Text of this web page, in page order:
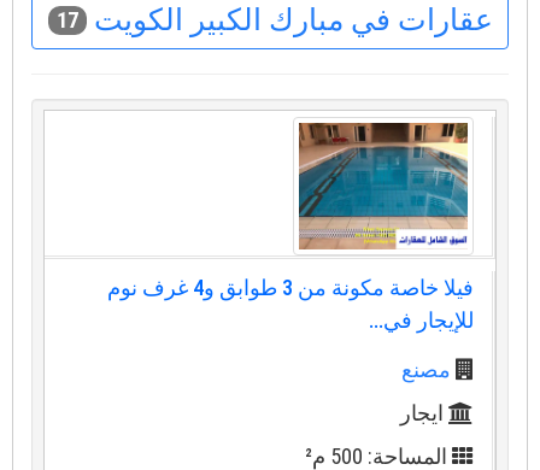
عقارات في مبارك الكبير الكويت 17
فيلا خاصة مكونة من 3 طوابق و4 غرف نوم
للإيجار في...
مصنع
ايجار
المساحة: 500 م²